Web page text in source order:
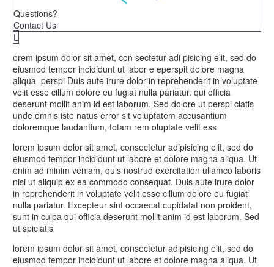
Questions?
Contact Us
L
orem ipsum dolor sit amet, con sectetur adi pisicing elit, sed do
eiusmod tempor incididunt ut labor e eperspit dolore magna
aliqua perspi Duis aute irure dolor in reprehenderit in voluptate
velit esse cillum dolore eu fugiat nulla pariatur. qui officia
deserunt mollit anim id est laborum. Sed dolore ut perspi ciatis
unde omnis iste natus error sit voluptatem accusantium
doloremque laudantium, totam rem oluptate velit ess
lorem ipsum dolor sit amet, consectetur adipisicing elit, sed do
eiusmod tempor incididunt ut labore et dolore magna aliqua. Ut
enim ad minim veniam, quis nostrud exercitation ullamco laboris
nisi ut aliquip ex ea commodo consequat. Duis aute irure dolor
in reprehenderit in voluptate velit esse cillum dolore eu fugiat
nulla pariatur. Excepteur sint occaecat cupidatat non proident,
sunt in culpa qui officia deserunt mollit anim id est laborum. Sed
ut spiciatis
lorem ipsum dolor sit amet, consectetur adipisicing elit, sed do
eiusmod tempor incididunt ut labore et dolore magna aliqua. Ut